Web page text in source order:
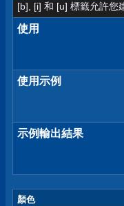
[b], [i] 和 [u] 標籤允許您
使用
使用示例
示例輸出結果
顏色